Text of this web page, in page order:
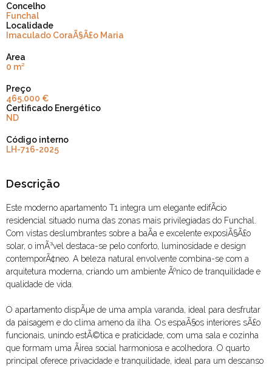
Concelho
Funchal
Localidade
Imaculado CoraÃ§Ã£o Maria
Area
0 m²
Preço
465.000 €
Certificado Energético
ND
Código interno
LH-716-2025
Descrição
Este moderno apartamento T1 integra um elegante edifÃ­cio
residencial situado numa das zonas mais privilegiadas do Funchal.
Com vistas deslumbrantes sobre a baÃ­a e excelente exposiÃ§Ã£o
solar, o imÃ³vel destaca-se pelo conforto, luminosidade e design
contemporÃ¢neo. A beleza natural envolvente combina-se com a
arquitetura moderna, criando um ambiente Ãºnico de tranquilidade e
qualidade de vida.
O apartamento dispÃµe de uma ampla varanda, ideal para desfrutar
da paisagem e do clima ameno da ilha. Os espaÃ§os interiores sÃ£o
funcionais, unindo estÃ©tica e praticidade, com uma sala e cozinha
que formam uma Ã¡rea social harmoniosa e acolhedora. O quarto
principal oferece privacidade e tranquilidade, ideal para um descanso